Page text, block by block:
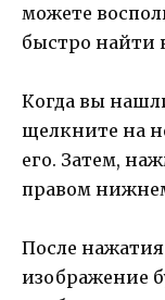
можете
быстро найти
Когда вы
щелкните на
его. Затем,
правом
После
изображение